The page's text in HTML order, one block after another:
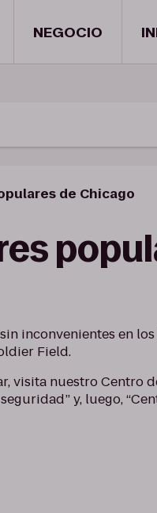
NEGOCIO
de Chicago
inconvenientes en los
Field.
visita nuestro Centro
y, luego,